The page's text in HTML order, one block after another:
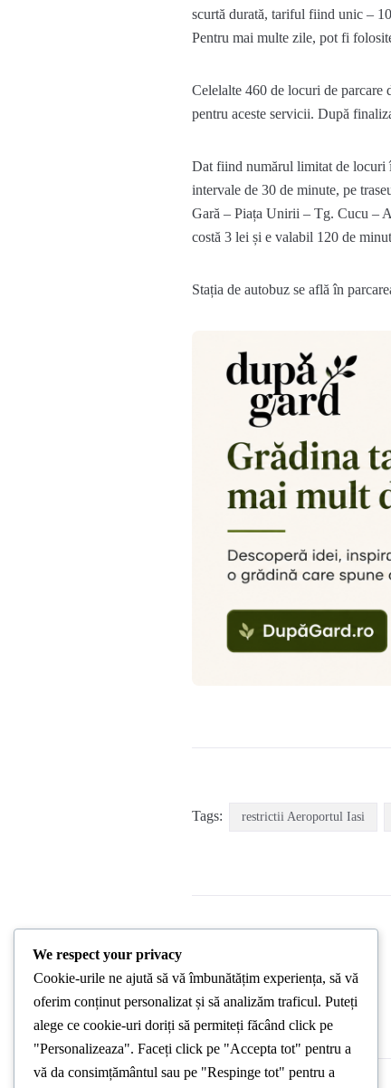
scurtă durată, tariful fiind unic –
Pentru mai multe zile, pot fi
Celelalte 460 de locuri de parcare
pentru aceste servicii. După
Dat fiind numărul limitat de locuri
intervale de 30 de minute, pe
Gară – Piața Unirii – Tg. Cucu –
costă 3 lei și e valabil 120 de
Stația de autobuz se află în
Tags: restrictii Aeroportul Iasi
PREVIOUS POST
We respect your privacy
Cookie-urile ne ajută să vă îmbunătățim experiența, să vă
oferim conținut personalizat și să analizăm traficul. Puteți
alege ce cookie-uri doriți să permiteți făcând click pe
"Personalizeaza". Faceți click pe "Accepta tot" pentru a
vă da consimțământul sau pe "Respinge tot" pentru a